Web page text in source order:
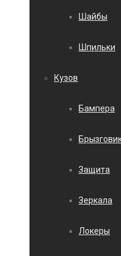
Шайбы
Шпильки
Кузов
Бампера
Защита
Зеркала
Локеры